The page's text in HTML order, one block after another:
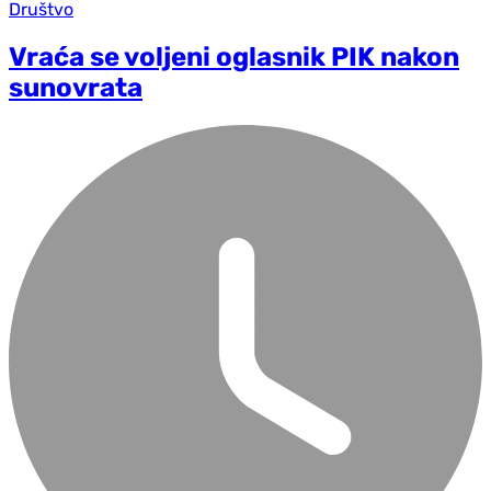
Društvo
Vraća se voljeni oglasnik PIK nakon
sunovrata